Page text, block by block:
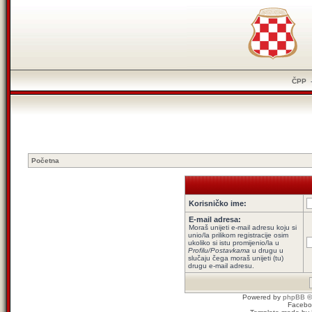
ČPP
Početna
Korisničko ime:
E-mail adresa:
Moraš unijeti e-mail adresu koju si
unio/la prilikom registracije osim
ukoliko si istu promijenio/la u
Profilu/Postavkama u drugu u
slučaju čega moraš unijeti (tu)
drugu e-mail adresu.
Powered by phpBB